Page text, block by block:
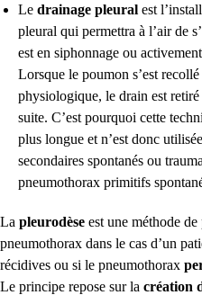
Le drainage pleural est
pleural qui permettra à l’air de
est en siphonnage ou
Lorsque le poumon s’est
physiologique, le drain est
suite. C’est pourquoi cette
plus longue et n’est donc
secondaires spontanés ou
pneumothorax primitifs
La pleurodèse est une méthode
pneumothorax dans le cas d’un
récidives ou si le pneumothorax
Le principe repose sur la création